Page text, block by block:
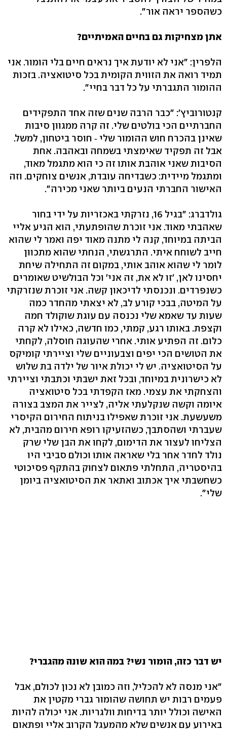
כשהספר יראה אור".
אתן מצחיקות גם בחיים האמיתיים?
הלפרין: "אני לא יודעת איך נראים חיים בלי הומור. אני
תמיד רואה את הזווית הקומית בכל סיטואציה. בזכות
ההומור התגברתי על כל דבר בחיי".
קנטורוביץ': "כבר הרבה שנים שזה אחד התפקידים
החברתיים הכי בולטים שלי. זה קרה ממגוון סיבות
שאינן בהכרח חוש ההומור שלי ‑ חוסר ביטחון, למשל.
אבל זה תפקיד שאימצתי בשמחה ובאהבה. אחת
הסיבות שאני אוהבת אותו זה כי הוא מתגמל מאוד,
ומתגמל מיידית: כשבדיחה עובדת, אנשים צוחקים. וזה
האישור החברתי הנעים ביותר שאני מכירה".
גולדברג: "בגיל 16, נזרקתי באכזריות על ידי בחור
שאהבתי מאוד. אני זוכרת שהופתעתי, הוא הגיע אליי
הביתה במיוחד, קנה לי מתנה מאוד יפה ואמר לי שהוא
חייב לשוחח איתי. התרגשתי, הנחתי שהוא מתכוון
לומר לי שהוא אוהב אותי, במקום זה התחילה שיחת
יחסינו לאן, 'זו לא את, זה אני' וכל הבולשיט שאומרים
כשנפרדים. ונכנסתי לדיכאון קשה. אני זוכרת שנזרקתי
על המיטה, בבכי קורע לב, לא יצאתי מהחדר כמה
שעות עד שאמא שלי נכנסה עם עוגת שוקולד חמה
וקצפת. באותו רגע, קמתי, כמו חדשה, כאילו לא קרה
כלום. זה הפתיע אותי. אחרי שהעוגה חוסלה, לקחתי
את הטושים הכי יפים וצבעוניים שלי וציירתי קומיקס
על הסיטואציה. יש לי יכולת איור של ילדה בת שלוש
לא כישרונית במיוחד, ובכל זאת ישבתי וכתבתי וציירתי
והצחקתי את עצמי. מאז הקפדתי בכל סיטואציה
איומה וקשה שנקלעתי אליה, לצייר את המצב בצורה
משעשעת. אני זוכרת שאפילו בניתוח החירום הקיסרי
שעברתי ושהסתבך, כשהזעיקו רופא חירום מהבית, לא
הצליחו לעצור את הדימום, לקחו את הבן שלי שרק
נולד לחדר אחר בלי שאראה אותו וכולם סביבי היו
בהיסטריה, התחלתי פתאום לצחוק בהתקף פסיכוטי
כשחשבתי איך אכתוב ואתאר את הסיטואציה ביומן
שלי".
יש דבר כזה, הומור נשי? במה הוא שונה מהגברי?
"אני מנסה לא להכליל, וזה כמובן לא נכון לכולם, אבל
פעמים רבות יש תחושה שהומור גברי מקטין את
האישה וכולל יותר בדיחות וולגריות. אני יכולה להיות
באירוע עם אנשים שלא מהמעגל הקרוב אליי ופתאום